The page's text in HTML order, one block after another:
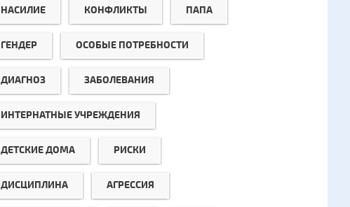
НАСИЛИЕ КОНФЛИКТЫ ПАПА
ГЕНДЕР ОСОБЫЕ ПОТРЕБНОСТИ
ДИАГНОЗ ЗАБОЛЕВАНИЯ
ИНТЕРНАТНЫЕ УЧРЕЖДЕНИЯ
ДЕТСКИЕ ДОМА РИСКИ
ДИСЦИПЛИНА АГРЕССИЯ